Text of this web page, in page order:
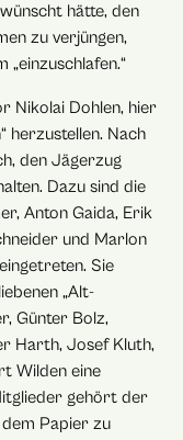
hätte, den
zu verjüngen,
Nikolai Dohlen, hier
herzustellen. Nach
den Jägerzug
Dazu sind die
Anton Gaida, Erik
und Marlon
Sie
„Alt-
Günter Bolz,
Harth, Josef Kluth,
Wilden eine
gehört der
Papier zu